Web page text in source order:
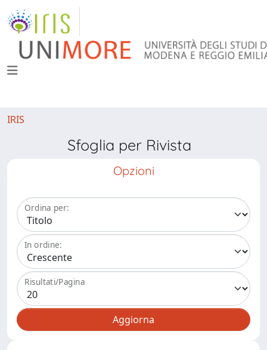
IRIS
Sfoglia per Rivista
Opzioni
Ordina per:
In ordine:
Risultati/Pagina